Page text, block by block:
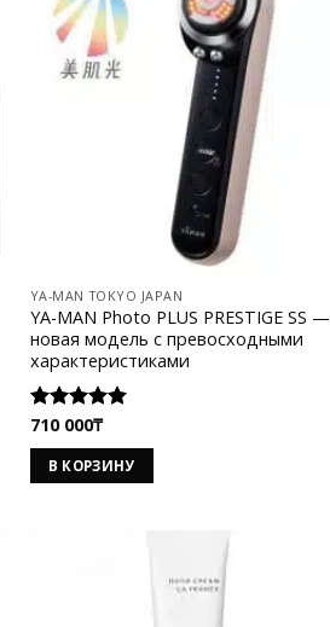
YA-MAN TOKYO JAPAN
YA-MAN Photo PLUS PRESTIGE SS —
новая модель с превосходными
характеристиками
Оценка
710 000₸
В КОРЗИНУ